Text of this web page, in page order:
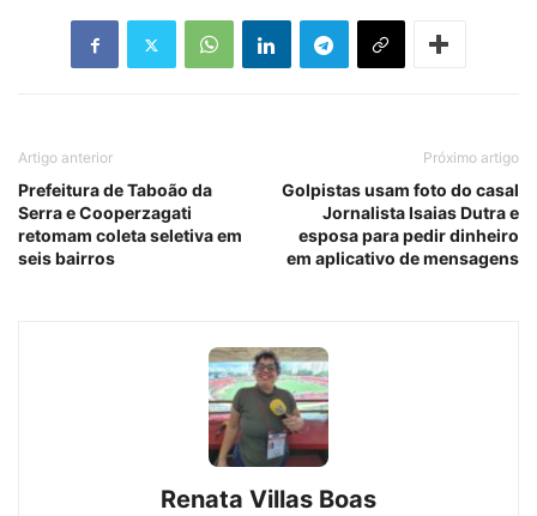
Artigo anterior
Prefeitura de Taboão da
Serra e Cooperzagati
retomam coleta seletiva em
seis bairros
Próximo artigo
Golpistas usam foto do casal
Jornalista Isaias Dutra e
esposa para pedir dinheiro
em aplicativo de mensagens
Renata Villas Boas